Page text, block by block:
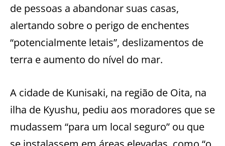
de pessoas a abandonar suas casas,
alertando sobre o perigo de enchentes
“potencialmente letais”, deslizamentos de
terra e aumento do nível do mar.
A cidade de Kunisaki, na região de Oita, na
ilha de Kyushu, pediu aos moradores que se
mudassem “para um local seguro” ou que